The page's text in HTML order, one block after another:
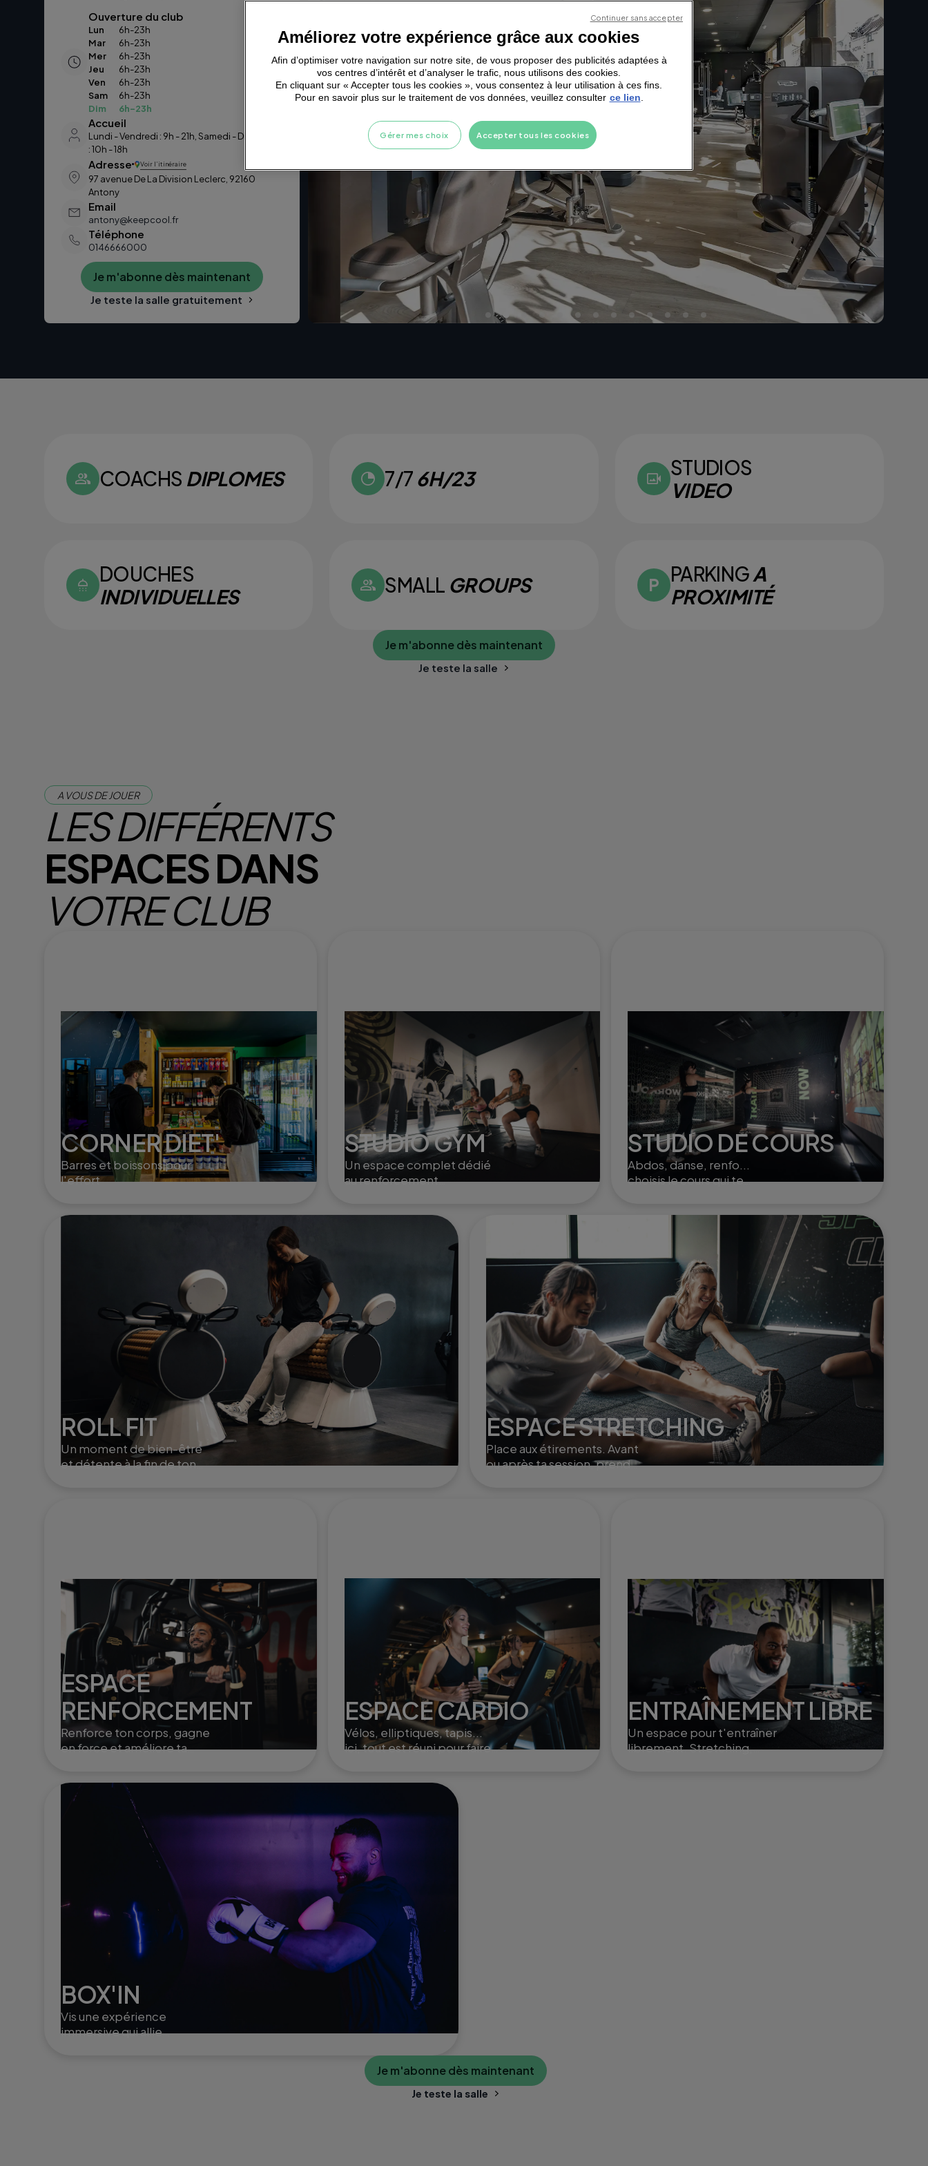
Ouverture du club
Lun
6h-23h
Mar
6h-23h
Mer
6h-23h
Jeu
6h-23h
Ven
6h-23h
Sam
6h-23h
Dim
6h-23h
Accueil
Lundi - Vendredi : 9h - 21h, Samedi - Dimanche
: 10h - 18h
Adresse Voir l’itinéraire
97 avenue De La Division Leclerc, 92160
Antony
Email
antony@keepcool.fr
Téléphone
0146666000
Je m'abonne dès maintenant
Je teste la salle gratuitement
COACHS DIPLOMES 7/7 6H/23
STUDIOS
VIDEO
DOUCHES
INDIVIDUELLES
SMALL GROUPS PARKINGA
PROXIMITÉ
Je m'abonne dès maintenant
Je teste la salle
A VOUS DE JOUER
LES DIFFÉRENTS
ESPACES DANS
VOTRE CLUB
CORNER DIET'
Barres et boissons pour
l'effort
STUDIO GYM
Un espace complet dédié
au renforcement
modernes pour sculpter,
tonifier et dynamiser le
STUDIO DE COURS
Abdos, danse, renfo...
choisis le cours qui te
ROLL FIT
Un moment de bien-être
et détente à la fin de ton
ESPACE STRETCHING
Place aux étirements. Avant
ou après ta session, prends
ESPACE
RENFORCEMENT
Renforce ton corps, gagne
en force et améliore ta
ESPACE CARDIO
Vélos, elliptiques, tapis...
ici, tout est réuni pour faire
ENTRAÎNEMENT LIBRE
Un espace pour t'entraîner
librement. Stretching,
BOX'IN
Vis une expérience
immersive qui allie
Je m'abonne dès maintenant
Je teste la salle
Améliorez votre expérience grâce aux cookies
Afin d’optimiser votre navigation sur notre site, de vous proposer des publicités adaptées à
vos centres d’intérêt et d’analyser le trafic, nous utilisons des cookies.
En cliquant sur « Accepter tous les cookies », vous consentez à leur utilisation à ces fins.
Pour en savoir plus sur le traitement de vos données, veuillez consulter ce lien
Accepter tous les cookies
Gérer mes choix
Continuer sans accepter